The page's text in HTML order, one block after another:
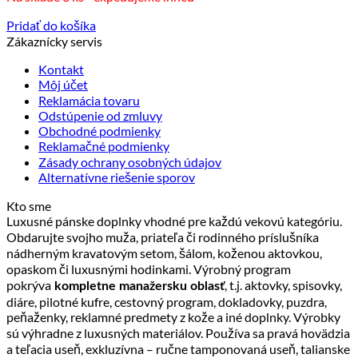
Pridať do košíka
Zákaznícky servis
Kontakt
Môj účet
Reklamácia tovaru
Odstúpenie od zmluvy
Obchodné podmienky
Reklamačné podmienky
Zásady ochrany osobných údajov
Alternatívne riešenie sporov
Kto sme
Luxusné pánske doplnky vhodné pre každú vekovú kategóriu.
Obdarujte svojho muža, priateľa či rodinného príslušníka
nádherným kravatovým setom, šálom, koženou aktovkou,
opaskom či luxusnými hodinkami. Výrobný program
pokrýva kompletne manažersku oblasť, t.j. aktovky, spisovky,
diáre, pilotné kufre, cestovný program, dokladovky, puzdra,
peňaženky, reklamné predmety z kože a iné doplnky. Výrobky
sú výhradne z luxusných materiálov. Používa sa pravá hovädzia
a teľacia useň, exkluzívna – ručne tamponovaná useň, talianske